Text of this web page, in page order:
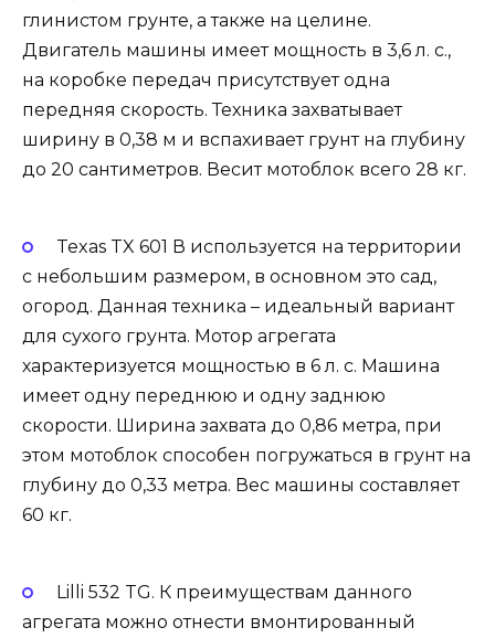
глинистом грунте, а также на целине.
Двигатель машины имеет мощность в 3,6 л. с.,
на коробке передач присутствует одна
передняя скорость. Техника захватывает
ширину в 0,38 м и вспахивает грунт на глубину
до 20 сантиметров. Весит мотоблок всего 28 кг.
Texas TX 601 В используется на территории
с небольшим размером, в основном это сад,
огород. Данная техника – идеальный вариант
для сухого грунта. Мотор агрегата
характеризуется мощностью в 6 л. с. Машина
имеет одну переднюю и одну заднюю
скорости. Ширина захвата до 0,86 метра, при
этом мотоблок способен погружаться в грунт на
глубину до 0,33 метра. Вес машины составляет
60 кг.
Lilli 532 TG. К преимуществам данного
агрегата можно отнести вмонтированный